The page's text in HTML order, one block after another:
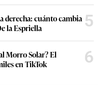
derecha: cuánto cambia
la Espriella
5
Morro Solar? El
en TikTok
6